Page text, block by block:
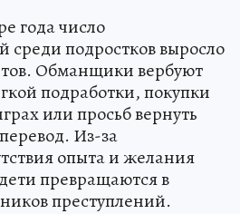
года число
среди подростков выросло
Обманщики вербуют
подработки, покупки
или просьб вернуть
Из-за
опыта и желания
превращаются в
преступлений.